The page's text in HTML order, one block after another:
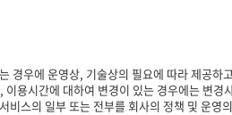
경우에 운영상, 기술상의 필요에 따라 제공하
용시간에 대하여 변경이 있는 경우에는 변경
스의 일부 또는 전부를 회사의 정책 및 운영